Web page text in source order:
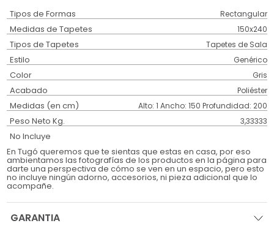
Tipos de Formas Rectangular
Medidas de Tapetes 150x240
Tipos de Tapetes Tapetes de Sala
Estilo Genérico
Color Gris
Acabado Poliéster
Medidas (en cm) Alto: 1 Ancho: 150 Profundidad: 200
Peso Neto Kg. 3,33333
No Incluye
En Tugó queremos que te sientas que estas en casa, por eso
ambientamos las fotografías de los productos en la página para
darte una perspectiva de cómo se ven en un espacio, pero esto
no incluye ningún adorno, accesorios, ni pieza adicional que lo
acompañe.
GARANTIA